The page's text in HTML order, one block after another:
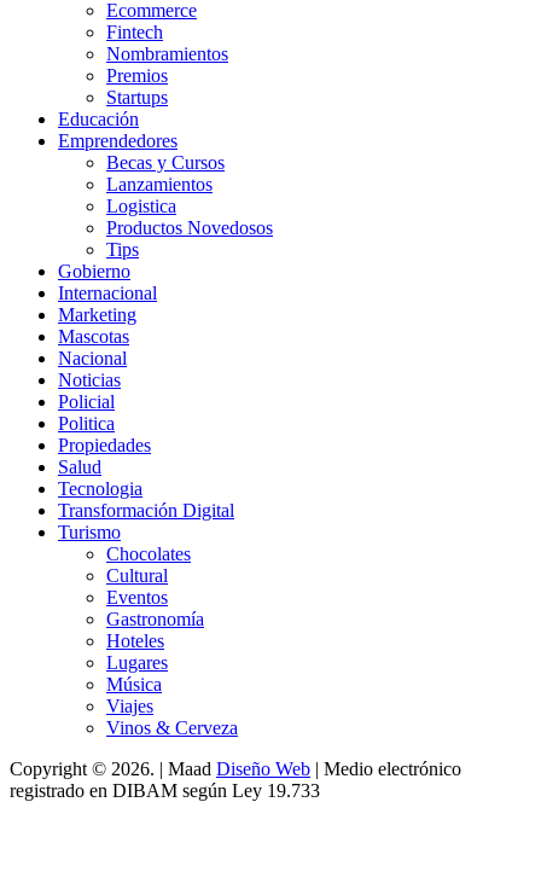
Ecommerce
Fintech
Nombramientos
Premios
Startups
Educación
Emprendedores
Becas y Cursos
Lanzamientos
Logistica
Productos Novedosos
Tips
Gobierno
Internacional
Marketing
Mascotas
Nacional
Noticias
Policial
Politica
Propiedades
Salud
Tecnologia
Transformación Digital
Turismo
Chocolates
Cultural
Eventos
Gastronomía
Hoteles
Lugares
Música
Viajes
Vinos & Cerveza
Copyright © 2026. | Maad Diseño Web | Medio electrónico
registrado en DIBAM según Ley 19.733